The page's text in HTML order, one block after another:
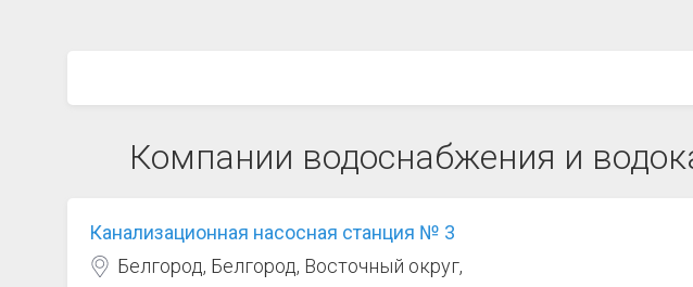
Компании водоснабжения и
Канализационная насосная станция № 3
Белгород, Белгород, Восточный округ,